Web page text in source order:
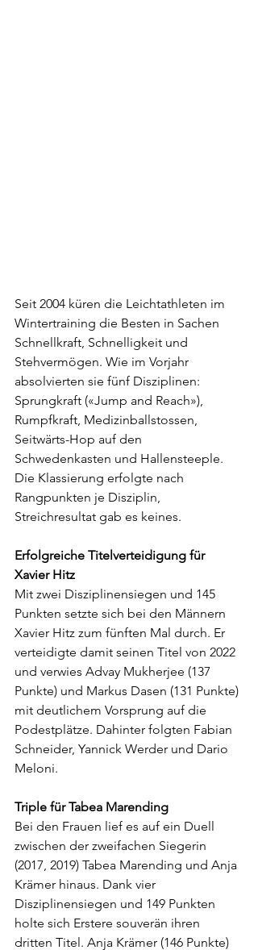
Seit 2004 küren die Leichtathleten im
Wintertraining die Besten in Sachen
Schnellkraft, Schnelligkeit und
Stehvermögen. Wie im Vorjahr
absolvierten sie fünf Disziplinen:
Sprungkraft («Jump and Reach»),
Rumpfkraft, Medizinballstossen,
Seitwärts-Hop auf den
Schwedenkasten und Hallensteeple.
Die Klassierung erfolgte nach
Rangpunkten je Disziplin,
Streichresultat gab es keines.
Erfolgreiche Titelverteidigung für
Xavier Hitz
Mit zwei Disziplinensiegen und 145
Punkten setzte sich bei den Männern
Xavier Hitz zum fünften Mal durch. Er
verteidigte damit seinen Titel von 2022
und verwies Advay Mukherjee (137
Punkte) und Markus Dasen (131 Punkte)
mit deutlichem Vorsprung auf die
Podestplätze. Dahinter folgten Fabian
Schneider, Yannick Werder und Dario
Meloni.
Triple für Tabea Marending
Bei den Frauen lief es auf ein Duell
zwischen der zweifachen Siegerin
(2017, 2019) Tabea Marending und Anja
Krämer hinaus. Dank vier
Disziplinensiegen und 149 Punkten
holte sich Erstere souverän ihren
dritten Titel. Anja Krämer (146 Punkte)